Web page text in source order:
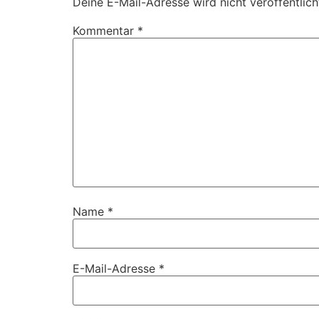
Kommentar *
Name *
E-Mail-Adresse *